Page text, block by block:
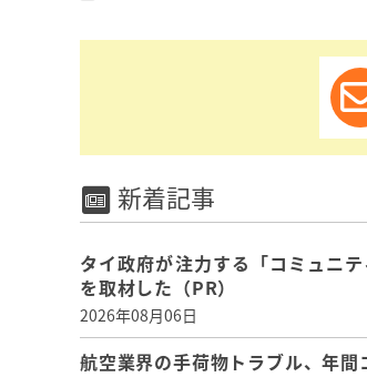
新着記事
タイ政府が注力する「コミュニ
を取材した（PR）
2026年08月06日
航空業界の手荷物トラブル、年